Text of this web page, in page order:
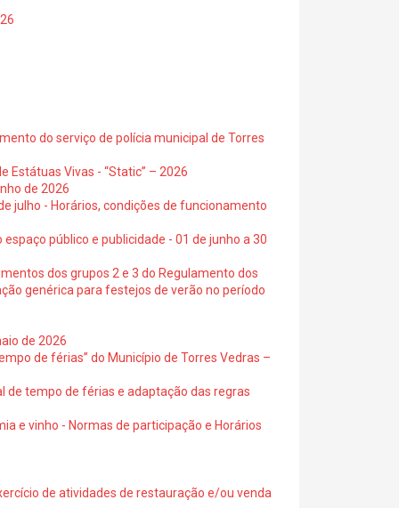
do serviço de polícia municipal de Torres
Estátuas Vivas - “Static” – 2026
de 2026
julho - Horários, condições de funcionamento
público e publicidade - 01 de junho a 30
dos grupos 2 e 3 do Regulamento dos
genérica para festejos de verão no período
de 2026
de férias” do Município de Torres Vedras –
de tempo de férias e adaptação das regras
e vinho - Normas de participação e Horários
de atividades de restauração e/ou venda